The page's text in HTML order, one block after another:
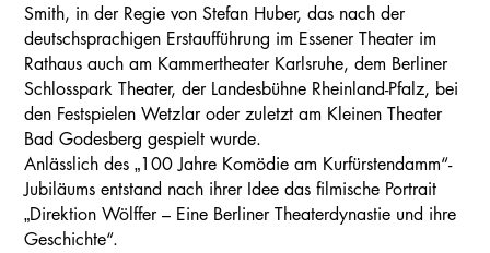
Smith, in der Regie von Stefan Huber, das nach der
deutschsprachigen Erstaufführung im Essener Theater im
Rathaus auch am Kammertheater Karlsruhe, dem Berliner
Schlosspark Theater, der Landesbühne Rheinland-Pfalz, bei
den Festspielen Wetzlar oder zuletzt am Kleinen Theater
Bad Godesberg gespielt wurde.
Anlässlich des „100 Jahre Komödie am Kurfürstendamm“-
Jubiläums entstand nach ihrer Idee das filmische Portrait
„Direktion Wölffer – Eine Berliner Theaterdynastie und ihre
Geschichte“.